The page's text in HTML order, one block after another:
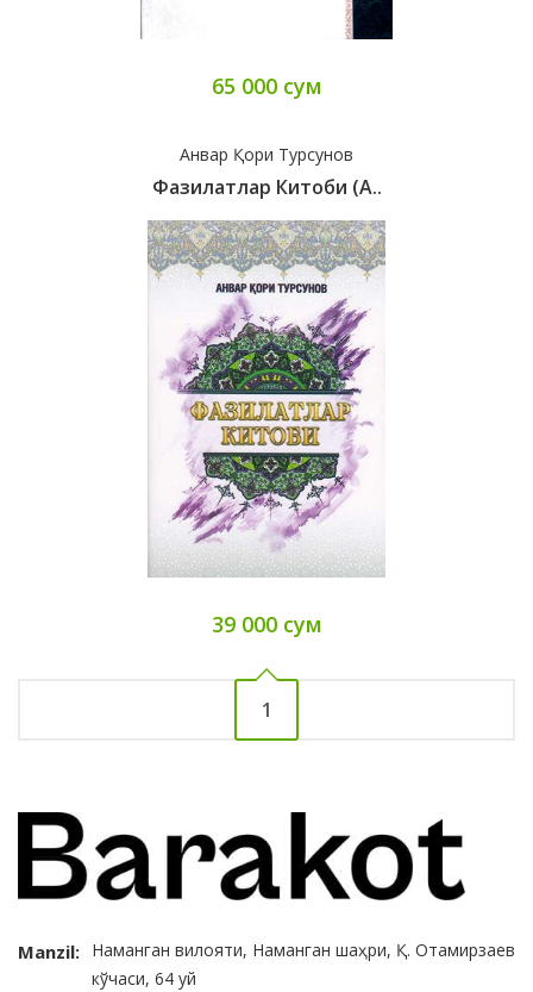
65 000 сум
Анвар Қори Турсунов
Фазилатлар Китоби (A..
39 000 сум
1
Manzil: Наманган вилояти, Наманган шаҳри, Қ. Отамирзаев
кўчаси, 64 уй